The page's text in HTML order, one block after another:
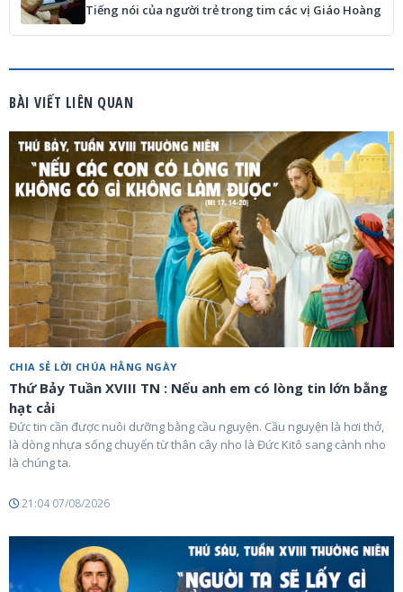
Tiếng nói của người trẻ trong tim các vị Giáo Hoàng
BÀI VIẾT LIÊN QUAN
CHIA SẺ LỜI CHÚA HẰNG NGÀY
Thứ Bảy Tuần XVIII TN : Nếu anh em có lòng tin lớn bằng
hạt cải
Đức tin cần được nuôi dưỡng bằng cầu nguyện. Cầu nguyện là hơi thở,
là dòng nhựa sống chuyển từ thân cây nho là Đức Kitô sang cành nho
là chúng ta.
21:04 07/08/2026